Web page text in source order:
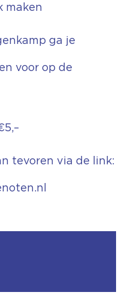
maken
ga je
voor op de
tevoren via de link: